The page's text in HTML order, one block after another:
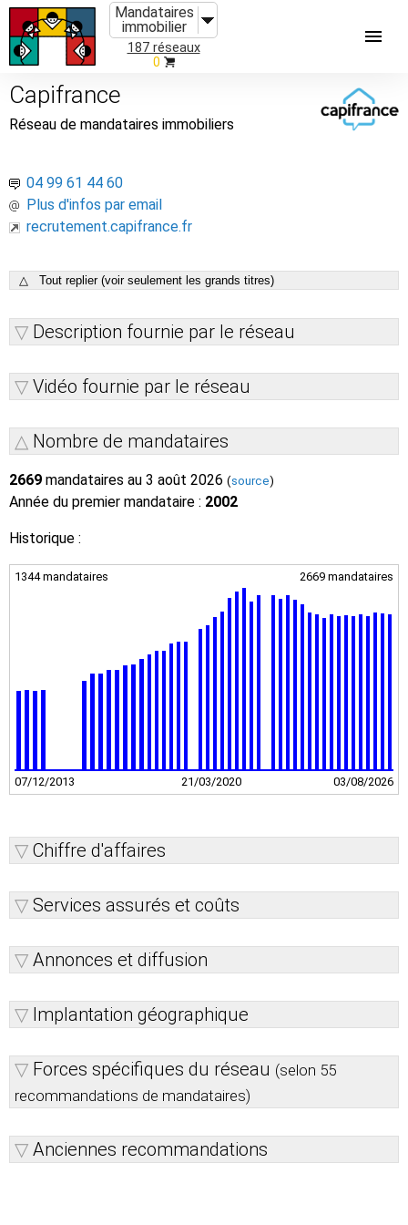
Mandataires
immobilier
187 réseaux
0
Capifrance
Réseau de mandataires immobiliers
04 99 61 44 60
Plus d'infos par email
recrutement.capifrance.fr
△ Tout replier (voir seulement les grands titres)
Description fournie par le réseau
Vidéo fournie par le réseau
Nombre de mandataires
2669 mandataires au 3 août 2026 (source)
Année du premier mandataire : 2002
Historique :
1344 mandataires 2669 mandataires
07/12/2013 21/03/2020 03/08/2026
Chiffre d'affaires
Services assurés et coûts
Annonces et diffusion
Implantation géographique
Forces spécifiques du réseau (selon 55
recommandations de mandataires)
Anciennes recommandations